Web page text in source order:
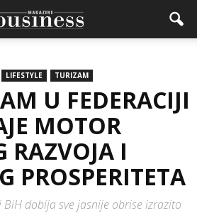
LIFESTYLE TURIZAM
U FEDERACIJI
MOTOR
RAZVOJA I
PROSPERITETA
dobija sve jasnije obrise izrazito